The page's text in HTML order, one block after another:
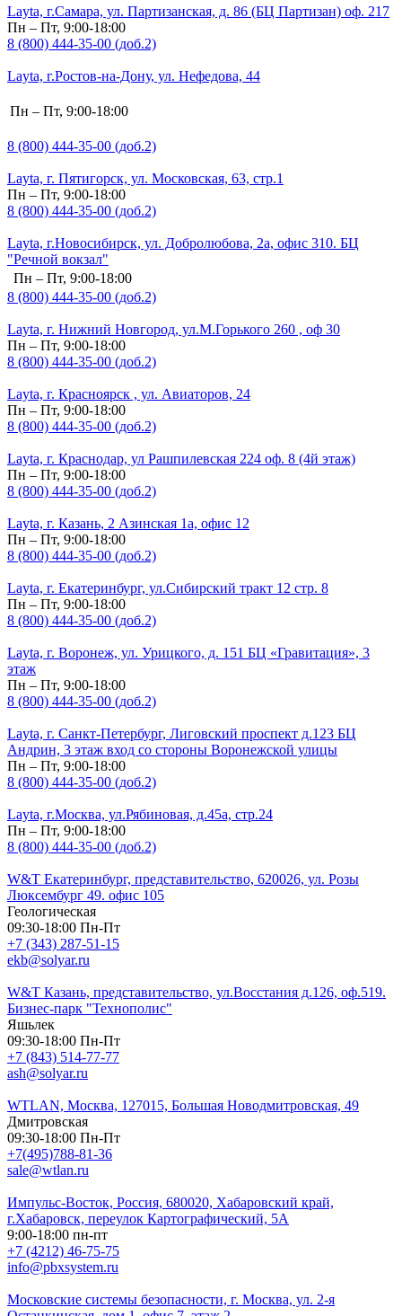
Layta, г.Самара, ул. Партизанская, д. 86 (БЦ Партизан) оф. 217
Пн – Пт, 9:00-18:00
8 (800) 444-35-00 (доб.2)
Layta, г.Ростов-на-Дону, ул. Нефедова, 44
Пн – Пт, 9:00-18:00
8 (800) 444-35-00 (доб.2)
Layta, г. Пятигорск, ул. Московская, 63, стр.1
Пн – Пт, 9:00-18:00
8 (800) 444-35-00 (доб.2)
Layta, г.Новосибирск, ул. Добролюбова, 2а, офис 310. БЦ
"Речной вокзал"
Пн – Пт, 9:00-18:00
8 (800) 444-35-00 (доб.2)
Layta, г. Нижний Новгород, ул.М.Горького 260 , оф 30
Пн – Пт, 9:00-18:00
8 (800) 444-35-00 (доб.2)
Layta, г. Красноярск , ул. Авиаторов, 24
Пн – Пт, 9:00-18:00
8 (800) 444-35-00 (доб.2)
Layta, г. Краснодар, ул Рашпилевская 224 оф. 8 (4й этаж)
Пн – Пт, 9:00-18:00
8 (800) 444-35-00 (доб.2)
Layta, г. Казань, 2 Азинская 1а, офис 12
Пн – Пт, 9:00-18:00
8 (800) 444-35-00 (доб.2)
Layta, г. Екатеринбург, ул.Сибирский тракт 12 стр. 8
Пн – Пт, 9:00-18:00
8 (800) 444-35-00 (доб.2)
Layta, г. Воронеж, ул. Урицкого, д. 151 БЦ «Гравитация», 3
этаж
Пн – Пт, 9:00-18:00
8 (800) 444-35-00 (доб.2)
Layta, г. Санкт-Петербург, Лиговский проспект д.123 БЦ
Андрин, 3 этаж вход со стороны Воронежской улицы
Пн – Пт, 9:00-18:00
8 (800) 444-35-00 (доб.2)
Layta, г.Москва, ул.Рябиновая, д.45а, стр.24
Пн – Пт, 9:00-18:00
8 (800) 444-35-00 (доб.2)
W&T Екатеринбург, представительство, 620026, ул. Розы
Люксембург 49. офис 105
Геологическая
09:30-18:00 Пн-Пт
+7 (343) 287-51-15
ekb@solyar.ru
W&T Казань, представительство, ул.Восстания д.126, оф.519.
Бизнес-парк "Технополис"
Яшьлек
09:30-18:00 Пн-Пт
+7 (843) 514-77-77
ash@solyar.ru
WTLAN, Москва, 127015, Большая Новодмитровская, 49
Дмитровская
09:30-18:00 Пн-Пт
+7(495)788-81-36
sale@wtlan.ru
Импульс-Восток, Россия, 680020, Хабаровский край,
г.Хабаровск, переулок Картографический, 5А
9:00-18:00 пн-пт
+7 (4212) 46-75-75
info@pbxsystem.ru
Московские системы безопасности, г. Москва, ул. 2-я